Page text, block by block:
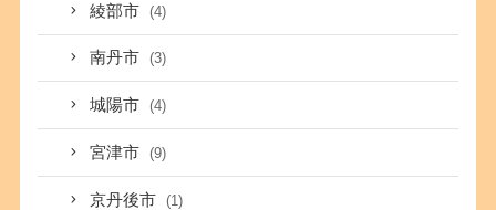
綾部市 (4)
南丹市 (3)
城陽市 (4)
宮津市 (9)
京丹後市 (1)